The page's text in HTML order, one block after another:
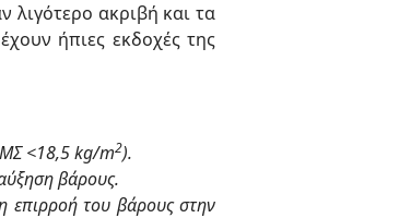
λιγότερο ακριβή και τα
ήπιες εκδοχές της
<18,5 kg/m2).
βάρους.
επιρροή του βάρους στην